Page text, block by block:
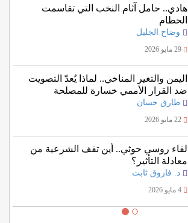
هادي.. حامل آثام النخب التي تقاسمت
الحطام
وضاح الجليل
29 مايو 2026
اليمن والتغير المناخي.. لماذا يُعدّ التصويت
ضد القرار الأممي خسارة للمصلحة
اليمنية؟
طارق حسان
لقاء روسي حوثي.. أين تقف الشرعية من
معادلة التأثير؟
د. فاروق ثابت
4 مايو 2026